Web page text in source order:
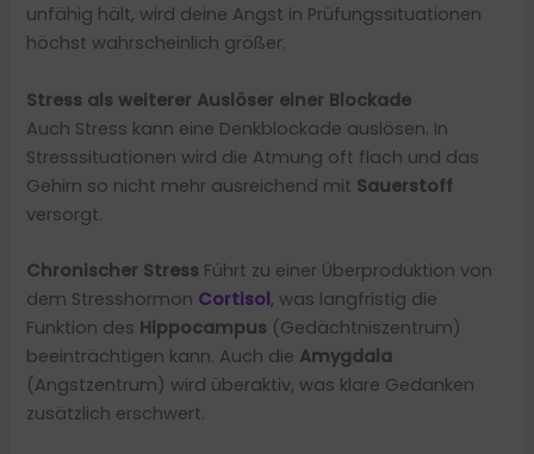
unfähig hält, wird deine Angst in Prüfungssituationen
höchst wahrscheinlich größer.
Stress als weiterer Auslöser einer Blockade
Auch Stress kann eine Denkblockade auslösen. In
Stresssituationen wird die Atmung oft flach und das
Gehirn so nicht mehr ausreichend mit Sauerstoff
versorgt.
Chronischer Stress Führt zu einer Überproduktion von
dem Stresshormon Cortisol, was langfristig die
Funktion des Hippocampus (Gedächtniszentrum)
beeinträchtigen kann. Auch die Amygdala
(Angstzentrum) wird überaktiv, was klare Gedanken
zusätzlich erschwert.